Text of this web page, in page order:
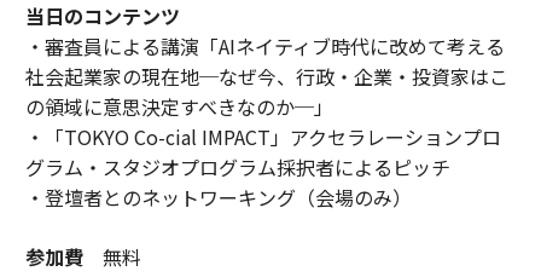
当日のコンテンツ
・審査員による講演「AIネイティブ時代に改めて考える
社会起業家の現在地─なぜ今、行政・企業・投資家はこ
の領域に意思決定すべきなのか─」
・「TOKYO Co-cial IMPACT」アクセラレーションプロ
グラム・スタジオプログラム採択者によるピッチ
・登壇者とのネットワーキング（会場のみ）
参加費無料